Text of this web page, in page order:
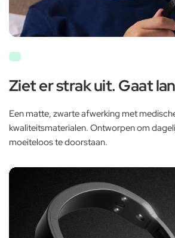
Ziet er strak uit. Gaat
Een matte, zwarte afwerking met
kwaliteitsmaterialen. Ontworpen om
moeiteloos te doorstaan.